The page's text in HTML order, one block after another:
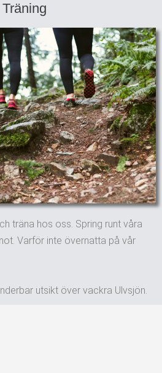
Träning
träna hos oss. Spring runt våra
Varför inte övernatta på vår
utsikt över vackra Ulvsjön.